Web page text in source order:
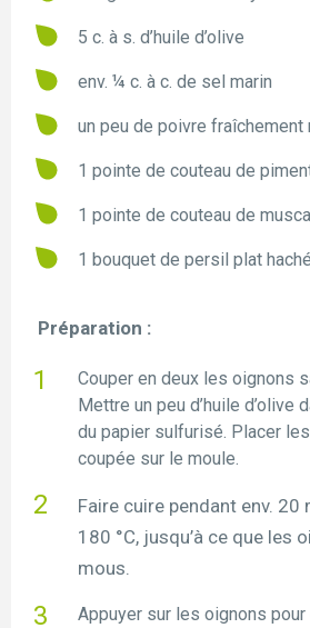
5 c. à s. d’huile d’olive
env. ¼ c. à c. de sel marin
un peu de poivre fraîchement
1 pointe de couteau de
1 pointe de couteau de
1 bouquet de persil plat
Préparation :
Couper en deux les oignons
Mettre un peu d’huile d’olive
du papier sulfurisé. Placer
coupée sur le moule.
Faire cuire pendant env. 20
180 °C, jusqu’à ce que les
mous.
Appuyer sur les oignons pour